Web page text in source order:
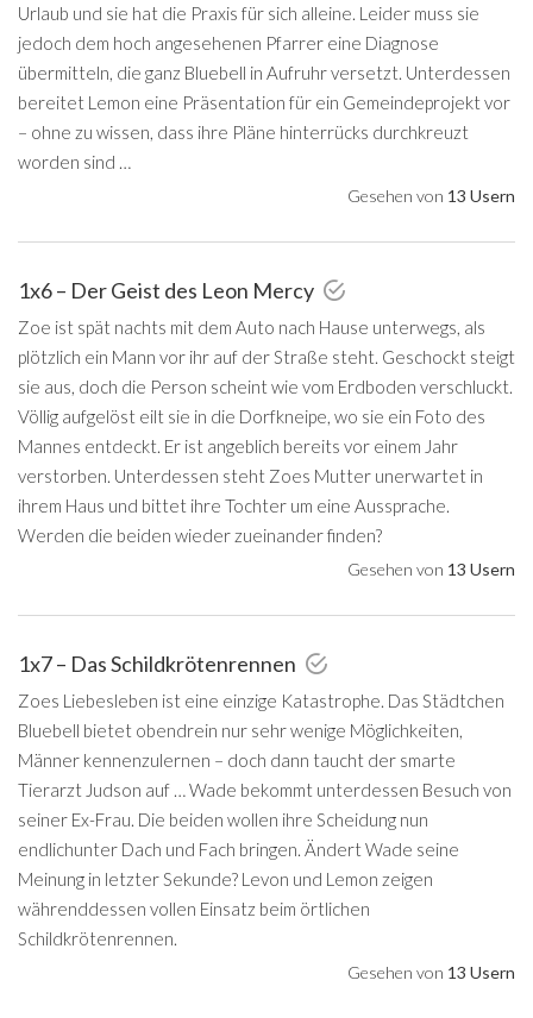
Urlaub und sie hat die Praxis für sich alleine. Leider muss sie
jedoch dem hoch angesehenen Pfarrer eine Diagnose
übermitteln, die ganz Bluebell in Aufruhr versetzt. Unterdessen
bereitet Lemon eine Präsentation für ein Gemeindeprojekt vor
– ohne zu wissen, dass ihre Pläne hinterrücks durchkreuzt
worden sind …
Gesehen von 13 Usern
1x6 – Der Geist des Leon Mercy
Zoe ist spät nachts mit dem Auto nach Hause unterwegs, als
plötzlich ein Mann vor ihr auf der Straße steht. Geschockt steigt
sie aus, doch die Person scheint wie vom Erdboden verschluckt.
Völlig aufgelöst eilt sie in die Dorfkneipe, wo sie ein Foto des
Mannes entdeckt. Er ist angeblich bereits vor einem Jahr
verstorben. Unterdessen steht Zoes Mutter unerwartet in
ihrem Haus und bittet ihre Tochter um eine Aussprache.
Werden die beiden wieder zueinander finden?
Gesehen von 13 Usern
1x7 – Das Schildkrötenrennen
Zoes Liebesleben ist eine einzige Katastrophe. Das Städtchen
Bluebell bietet obendrein nur sehr wenige Möglichkeiten,
Männer kennenzulernen – doch dann taucht der smarte
Tierarzt Judson auf … Wade bekommt unterdessen Besuch von
seiner Ex-Frau. Die beiden wollen ihre Scheidung nun
endlichunter Dach und Fach bringen. Ändert Wade seine
Meinung in letzter Sekunde? Levon und Lemon zeigen
währenddessen vollen Einsatz beim örtlichen
Schildkrötenrennen.
Gesehen von 13 Usern